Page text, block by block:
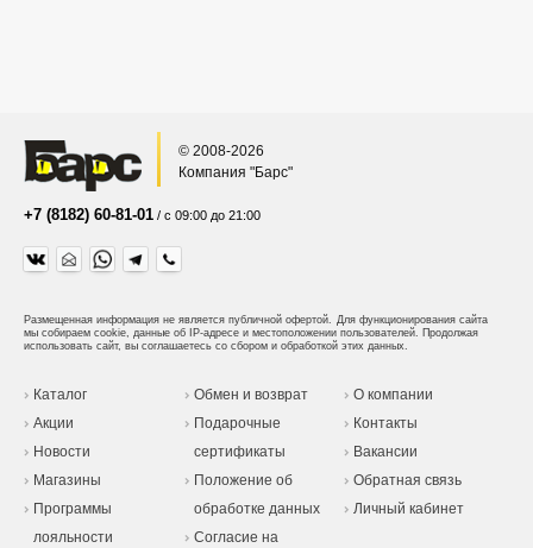
© 2008-2026
Компания "Барс"
+7 (8182) 60-81-01 / с 09:00 до 21:00
Размещенная информация не является публичной офертой. Для функционирования сайта
мы собираем cookie, данные об IP-адресе и местоположении пользователей. Продолжая
использовать сайт, вы соглашаетесь со сбором и обработкой этих данных.
Каталог
Акции
Новости
Магазины
Программы
лояльности
Обмен и возврат
Подарочные
сертификаты
Положение об
обработке данных
Согласие на
О компании
Контакты
Вакансии
Обратная связь
Личный кабинет